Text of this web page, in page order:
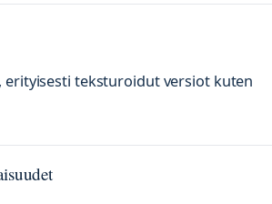
erityisesti teksturoidut versiot kuten